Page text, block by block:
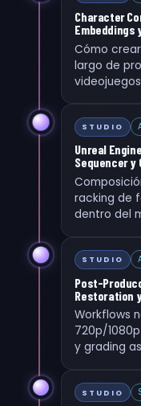
Character
Embeddings
Cómo
largo de
STUDIO
Unreal
Sequencer y
racking de
dentro del
STUDIO
Post-
Restoration
Workflows
720p/
y grading
STUDIO